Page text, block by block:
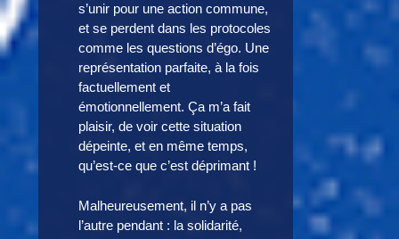
s’unir pour une action commune,
et se perdent dans les protocoles
comme les questions d’égo. Une
représentation parfaite, à la fois
factuellement et
émotionnellement. Ça m’a fait
plaisir, de voir cette situation
dépeinte, et en même temps,
qu’est-ce que c’est déprimant !
Malheureusement, il n’y a pas
l’autre pendant : la solidarité,